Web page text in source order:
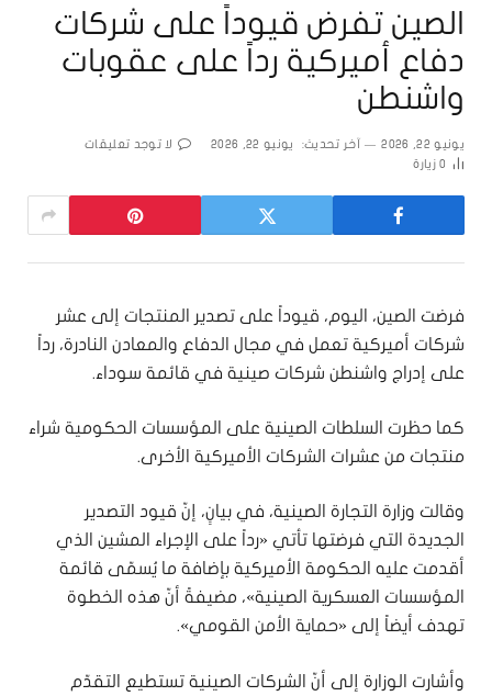
الصين تفرض قيوداً على شركات
دفاع أميركية رداً على عقوبات
واشنطن
يونيو 22, 2026 آخر تحديث: يونيو 22, 2026
لا توجد تعليقات
0 زيارة
فرضت الصين، اليوم، قيوداً على تصدير المنتجات إلى عشر
شركات أميركية تعمل في مجال الدفاع والمعادن النادرة، رداً
على إدراج واشنطن شركات صينية في قائمة سوداء.
كما حظرت السلطات الصينية على المؤسسات الحكومية شراء
منتجات من عشرات الشركات الأميركية الأخرى.
وقالت وزارة التجارة الصينية، في بيانٍ، إنّ قيود التصدير
الجديدة التي فرضتها تأتي «رداً على الإجراء المشين الذي
أقدمت عليه الحكومة الأميركية بإضافة ما يُسمّى قائمة
المؤسسات العسكرية الصينية»، مضيفةً أنّ هذه الخطوة
تهدف أيضاً إلى «حماية الأمن القومي».
وأشارت الوزارة إلى أنّ الشركات الصينية تستطيع التقدّم